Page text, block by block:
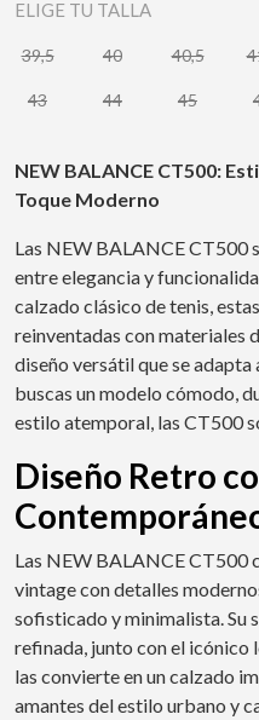
ELIGE TU TALLA
39,5 40 40,5
43 44 45
NEW BALANCE CT500:
Toque Moderno
Las NEW BALANCE CT500
entre elegancia y
calzado clásico de tenis,
reinventadas con materiales
diseño versátil que se adapta
buscas un modelo cómodo,
estilo atemporal, las CT500
Diseño Retro
Las NEW BALANCE CT500
vintage con detalles
sofisticado y minimalista. Su
refinada, junto con el icónico
las convierte en un calzado
amantes del estilo urbano y